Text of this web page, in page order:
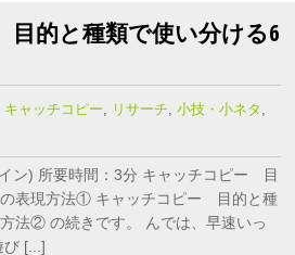
的と種類で使い分ける6
キャッチコピー リサーチ ,小技・小ネタ
ン) 所要時間：3分 キャッチコピー 目
の表現方法① キャッチコピー 目的と種
法② の続きです。 んでは、早速いっ
[...]